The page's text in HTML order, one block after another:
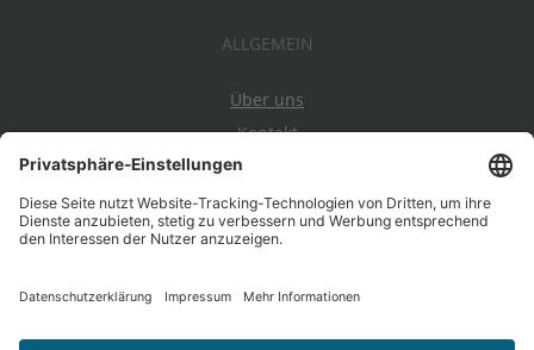
ALLGEMEIN
Über uns
Kontakt
Datenschutz
Impressum
AGBs